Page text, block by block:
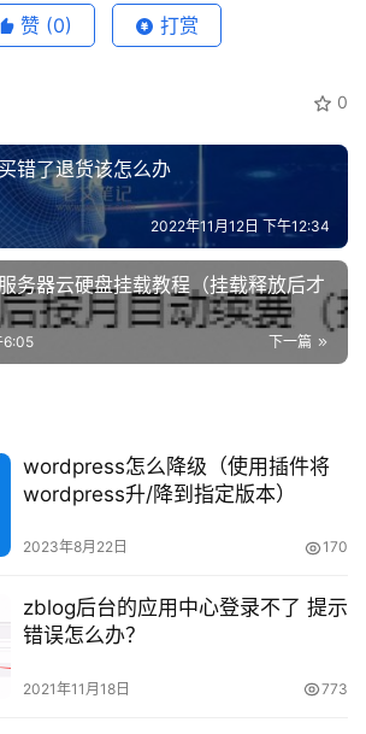
注册
关联的云服务，单击【确定】，进入生
功后，可在页面上查看具体授权码、进
操作。
问题：
可以生成多少个备案授权码?
。
购买吗?
实名认证账号购买中国内地(大陆)服务器
赞 (0) 打赏
0
错了退货该怎么办
2022年11月12日 下午12:34
务器云硬盘挂载教程（挂载释放后才
下一篇
6:05
wordpress怎么降级（使用插件将
wordpress升/降到指定版本）
2023年8月22日 170
zblog后台的应用中心登录不了 提示
错误怎么办？
2021年11月18日 773